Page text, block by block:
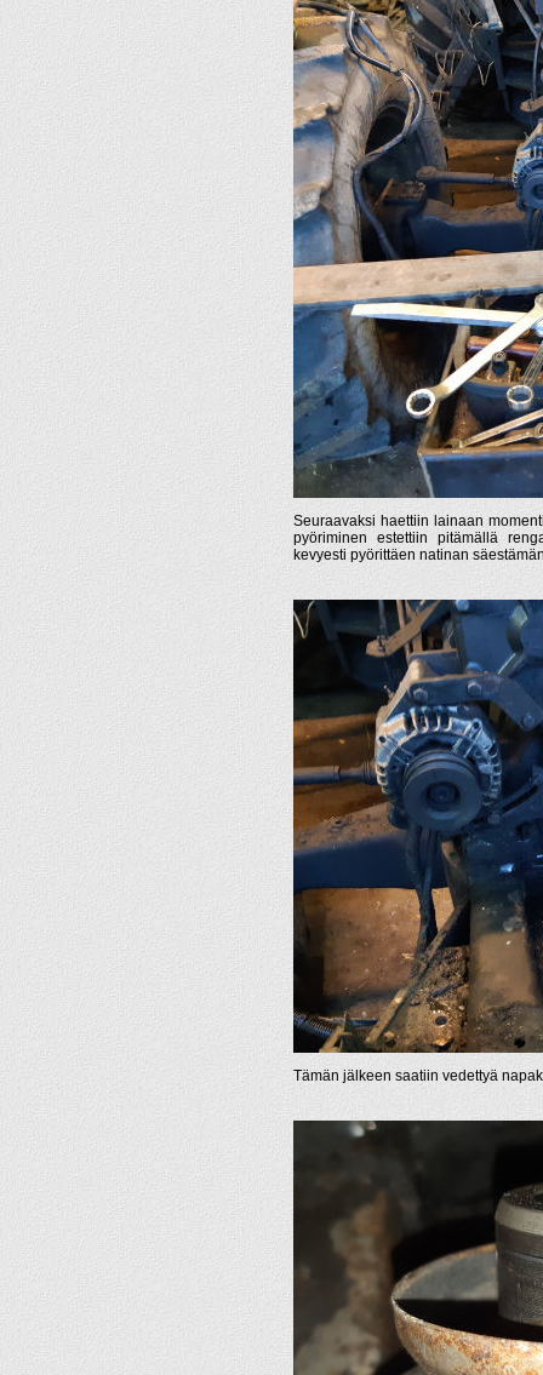
Seuraavaksi haettiin lainaan
pyöriminen estettiin pitämällä
kevyesti pyörittäen natinan
Tämän jälkeen saatiin vedettyä